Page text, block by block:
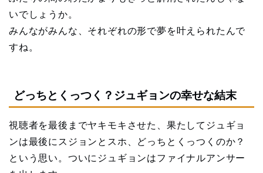
いでしょうか。
みんながみんな、それぞれの形で夢を叶えられたんで
すね。
どっちとくっつく？ジュギョンの幸せな結末
視聴者を最後までヤキモキさせた、果たしてジュギョ
ンは最後にスジョンとスホ、どっちとくっつくのか？
という思い。ついにジュギョンはファイナルアンサー